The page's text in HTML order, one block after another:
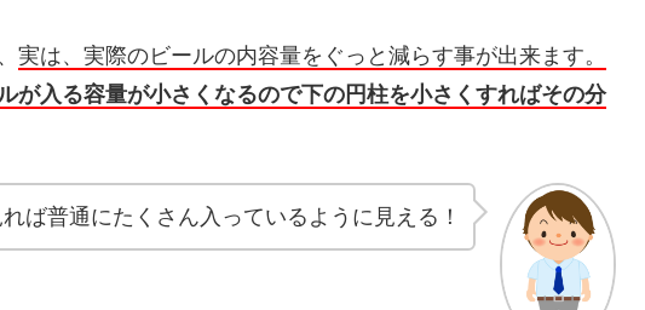
実は、実際のビールの内容量をぐっと減らす事が出来ます。
が入る容量が小さくなるので下の円柱を小さくすればその分
ば普通にたくさん入っているように見える！